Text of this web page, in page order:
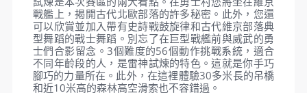
表 6 個地區，12 個獨特的主題，靈感來自人類著名
的文明、童話故事和世界軼事。所有這些都有望為所
有遊客帶來神奇、新穎和迷人的體驗。將讓您變身為
勇士，發現許多世界奇觀，克服挑戰並與您心愛的人
一起捕捉難忘的時刻。這個越南主題公園每天上午 9
點到晚上 8 點歡迎遊客。因此，您可以輕鬆調整您的
日程安排來參觀這個地方並體驗各種有趣的事情。